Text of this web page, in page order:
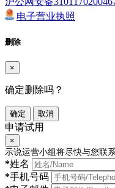
电子营业执照
删除
×
确定删除吗？
确定 取消
申请试用
×
示说运营小组将尽快与您联
*姓名
*手机号码